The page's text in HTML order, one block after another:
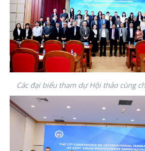
Các đại biểu tham dự Hội thảo cùng